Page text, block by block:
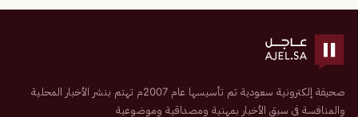
صحيفة إلكترونية سعودية تم تأسيسها عام 2007م تهتم بنشر الأخبار المحلية
والمنافسة في سبق الأخبار بمهنية ومصداقية وموضوعية